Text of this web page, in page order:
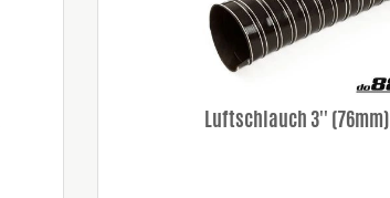
Luftschlauch 3'' (76mm)